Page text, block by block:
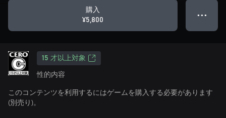
購入
¥5,800
● ● ●
15 才以上対象
性的内容
このコンテンツを利用するにはゲームを購入する必要があります
(別売り)。